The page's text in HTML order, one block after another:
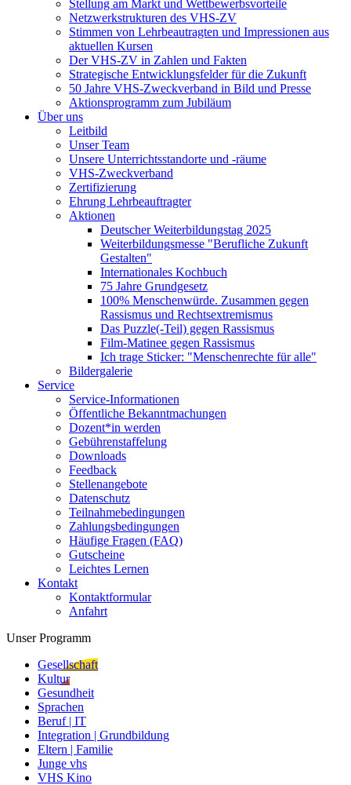
Stellung am Markt und Wettbewerbsvorteile
Netzwerkstrukturen des VHS-ZV
Stimmen von Lehrbeautragten und Impressionen aus
aktuellen Kursen
Der VHS-ZV in Zahlen und Fakten
Strategische Entwicklungsfelder für die Zukunft
50 Jahre VHS-Zweckverband in Bild und Presse
Aktionsprogramm zum Jubiläum
Über uns
Leitbild
Unser Team
Unsere Unterrichtsstandorte und -räume
VHS-Zweckverband
Zertifizierung
Ehrung Lehrbeauftragter
Aktionen
Deutscher Weiterbildungstag 2025
Weiterbildungsmesse "Berufliche Zukunft
Gestalten"
Internationales Kochbuch
75 Jahre Grundgesetz
100% Menschenwürde. Zusammen gegen
Rassismus und Rechtsextremismus
Das Puzzle(-Teil) gegen Rassismus
Film-Matinee gegen Rassismus
Ich trage Sticker: "Menschenrechte für alle"
Bildergalerie
Service
Service-Informationen
Öffentliche Bekanntmachungen
Dozent*in werden
Gebührenstaffelung
Downloads
Feedback
Stellenangebote
Datenschutz
Teilnahmebedingungen
Zahlungsbedingungen
Häufige Fragen (FAQ)
Gutscheine
Leichtes Lernen
Kontakt
Kontaktformular
Anfahrt
Unser Programm
Gesellschaft
Kultur
Gesundheit
Sprachen
Beruf | IT
Integration | Grundbildung
Eltern | Familie
Junge vhs
VHS Kino